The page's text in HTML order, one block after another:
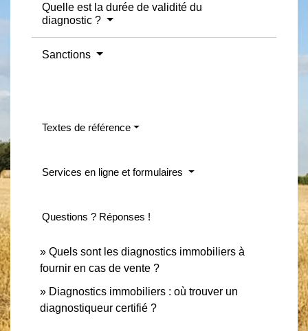
Quelle est la durée de validité du
diagnostic ?
Sanctions
Textes de référence
Services en ligne et formulaires
Questions ? Réponses !
Quels sont les diagnostics immobiliers à
fournir en cas de vente ?
Diagnostics immobiliers : où trouver un
diagnostiqueur certifié ?